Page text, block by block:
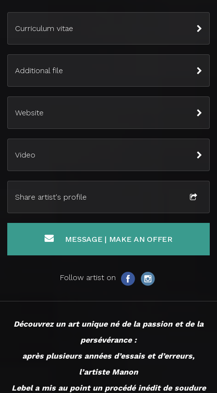
Follow artist on
Curriculum vitae
Additional file
Website
Video
Share artist's profile
MESSAGE | MAKE AN OFFER
Découvrez un art unique né de la passion et de la
persévérance :
après plusieurs années d’essais et d’erreurs,
l’artiste Manon
Lebel a mis au point un procédé inédit de soudure